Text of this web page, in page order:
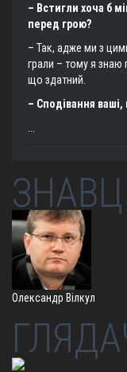
– Встигли хоча б
перед грою?
– Так, адже ми з
грали – тому я знаю
що здатний.
– Сподівання ваші,
Олександр Вілкул